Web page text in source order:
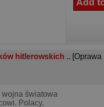
hitlerowskich .. [Oprawa
wojna światowa
Polacy,